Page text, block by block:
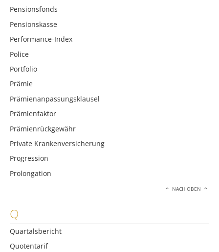
Pensionsfonds
Pensionskasse
Performance-Index
Police
Portfolio
Prämie
Prämienanpassungsklausel
Prämienfaktor
Prämienrückgewähr
Private Krankenversicherung
Progression
Prolongation
NACH OBEN
Q
Quartalsbericht
Quotentarif